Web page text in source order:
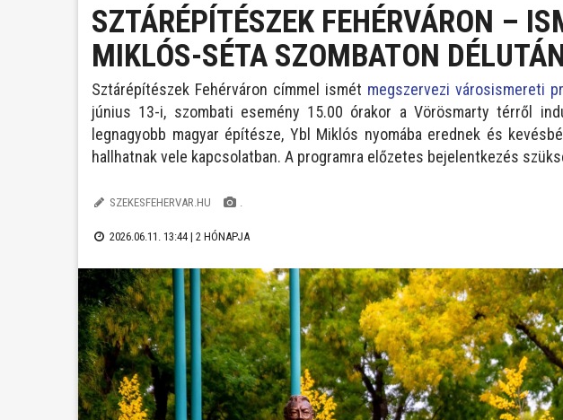
SZTÁRÉPÍTÉSZEK FEHÉRVÁRON –
MIKLÓS-SÉTA SZOMBATON
Sztárépítészek Fehérváron címmel ismét megszervezi városismereti
június 13-i, szombati esemény 15.00 órakor a Vörösmarty térről
legnagyobb magyar építésze, Ybl Miklós nyomába erednek és
hallhatnak vele kapcsolatban. A programra előzetes bejelentkezés
SZEKESFEHERVAR.HU .
2026.06.11. 13:44 | 2 HÓNAPJA